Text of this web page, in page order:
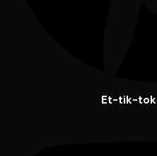
Et-tik-tok